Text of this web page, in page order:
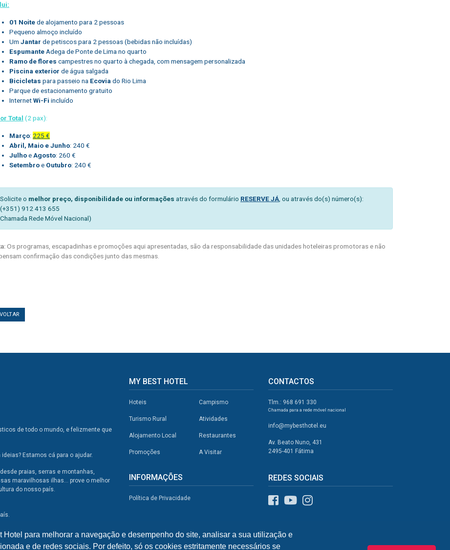
para melhorar a navegação e desempenho do site, analisar a sua utilização e
e de redes sociais. Por defeito, só os cookies estritamente necessários se
01 Noitede alojamento para 2 pessoas
Pequeno almoço incluído
Um Jantar de petiscos para 2 pessoas (bebidas não incluídas)
EspumanteAdega de Ponte de Lima no quarto
Ramo de flores campestres no quarto à chegada, com mensagem personalizada
Piscina exterior de água salgada
Bicicletas para passeio na Ecovia do Rio Lima
Parque de estacionamento gratuito
InternetWi-Fi incluído
Total (2 pax):
Março: 225 €
Abril, Maio e Junho: 240 €
JulhoeAgosto: 260 €
Setembroe Outubro: 240 €
Solicite o melhor preço, disponibilidade ou informações através do formulário RESERVE JÁ, ou através do(s) número(s):
(+351) 912 413 655
Chamada Rede Móvel Nacional)
Os programas, escapadinhas e promoções aqui apresentadas, são da responsabilidade das unidades hoteleiras promotoras e não
confirmação das condições junto das mesmas.
de todo o mundo, e felizmente que
Estamos cá para o ajudar.
praias, serras e montanhas,
maravilhosas ilhas... prove o melhor
do nosso país.
MY BEST HOTEL
Hoteis
Turismo Rural
Alojamento Local
Promoções
Campismo
Atividades
Restaurantes
A Visitar
INFORMAÇÕES
Política de Privacidade
CONTACTOS
Tlm.: 968 691 330
Chamada para a rede móvel nacional
info@mybesthotel.eu
Av. Beato Nuno, 431
2495-401 Fátima
REDES SOCIAIS